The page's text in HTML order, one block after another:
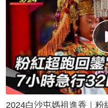
2024白沙屯媽祖進香｜